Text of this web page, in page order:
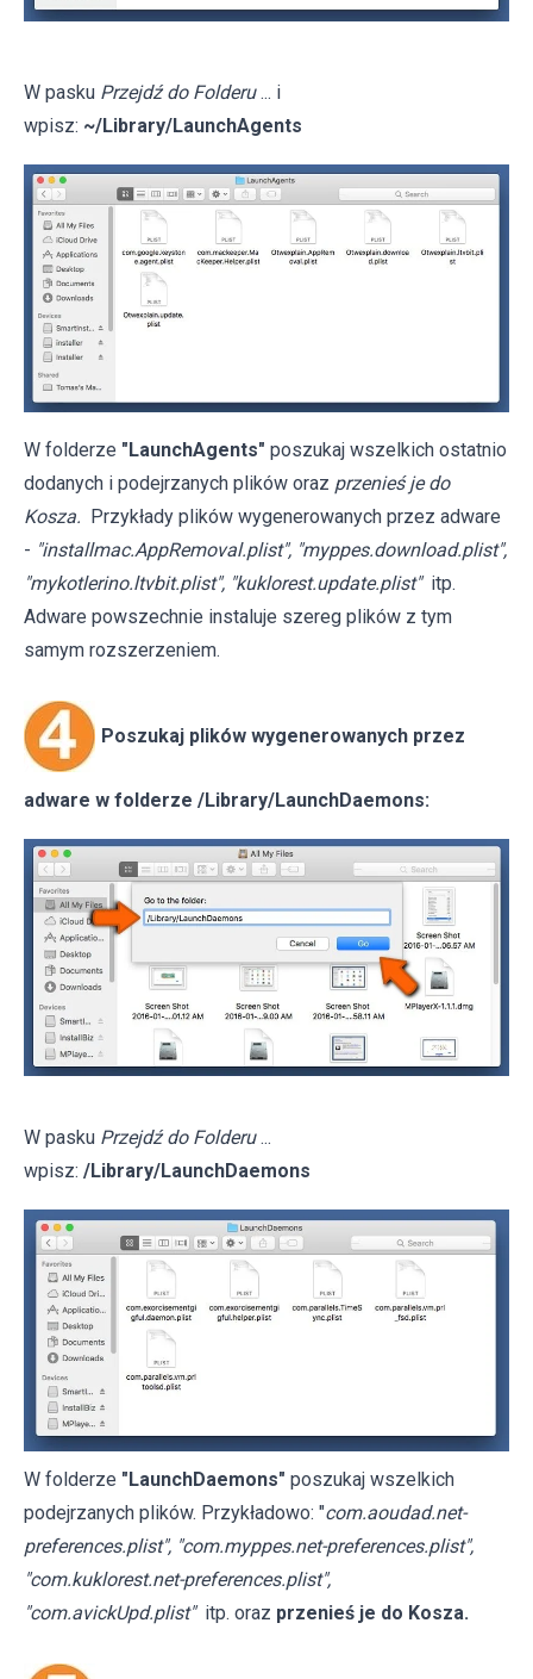
W pasku Przejdź do Folderu ... i
wpisz: ~/Library/LaunchAgents
W folderze "LaunchAgents" poszukaj wszelkich ostatnio
dodanych i podejrzanych plików oraz przenieś je do
Kosza.
Przykłady plików wygenerowanych przez adware
- "installmac.AppRemoval.plist", "myppes.download.plist",
"mykotlerino.ltvbit.plist", "kuklorest.update.plist" itp.
Adware powszechnie instaluje szereg plików z tym
samym rozszerzeniem.
Poszukaj plików wygenerowanych przez
adware w folderze /Library/LaunchDaemons:
W pasku Przejdź do Folderu ...
wpisz: /Library/LaunchDaemons
W folderze "LaunchDaemons" poszukaj wszelkich
podejrzanych plików. Przykładowo: "com.aoudad.net-
preferences.plist", "com.myppes.net-preferences.plist",
"com.kuklorest.net-preferences.plist",
"com.avickUpd.plist" itp. oraz przenieś je do Kosza.